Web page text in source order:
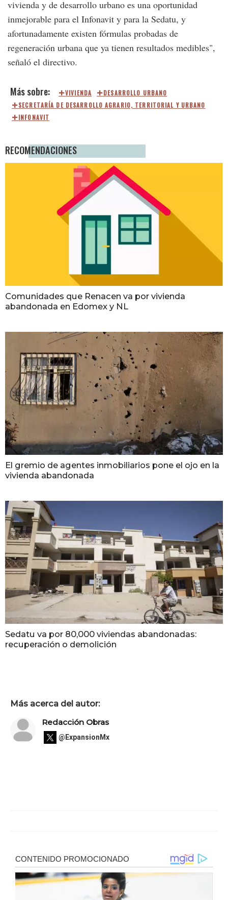
vivienda y de desarrollo urbano es una oportunidad
inmejorable para el Infonavit y para la Sedatu, y
afortunadamente existen fórmulas probadas de
regeneración urbana que ya tienen resultados medibles",
señaló el directivo.
VIVIENDA
DESARROLLO URBANO
SECRETARÍA DE DESARROLLO AGRARIO, TERRITORIAL Y URBANO
INFONAVIT
RECOMENDACIONES
Comunidades que Renacen va por vivienda
abandonada en Edomex y NL
El gremio de agentes inmobiliarios pone el ojo en la
vivienda abandonada
Sedatu va por 80,000 viviendas abandonadas:
recuperación o demolición
Más acerca del autor:
Redacción Obras
@ExpansionMx